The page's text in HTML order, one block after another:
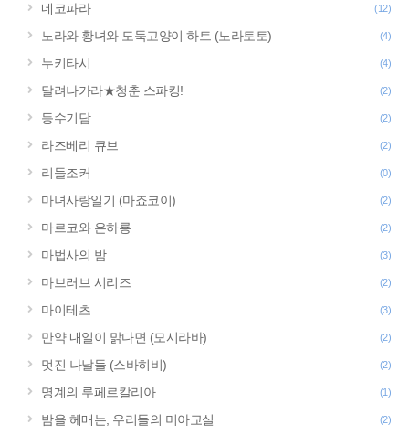
네코파라 (12)
노라와 황녀와 도둑고양이 하트 (노라토토) (4)
누키타시 (4)
달려나가라★청춘 스파킹! (2)
등수기담 (2)
라즈베리 큐브 (2)
리들조커 (0)
마녀사랑일기 (마죠코이) (2)
마르코와 은하룡 (2)
마법사의 밤 (3)
마브러브 시리즈 (2)
마이테츠 (3)
만약 내일이 맑다면 (모시라바) (2)
멋진 나날들 (스바히비) (2)
명계의 루페르칼리아 (1)
밤을 헤매는, 우리들의 미아교실 (2)